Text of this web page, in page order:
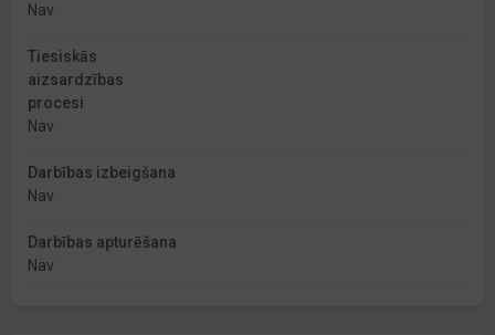
Nav
Tiesiskās
aizsardzības
procesi
Nav
Darbības izbeigšana
Nav
Darbības apturēšana
Nav